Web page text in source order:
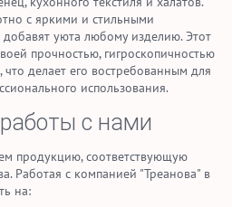
с яркими и стильными
уюта любому изделию. Этот
прочностью, гигроскопичностью
что делает его востребованным для
использования.
с нами
продукцию, соответствующую
Работая с компанией "Треанова" в
на: